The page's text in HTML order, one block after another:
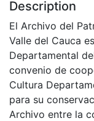
Description
El Archivo del
Valle del Cauca
Departamental
convenio de
Cultura
para su
Archivo entre la